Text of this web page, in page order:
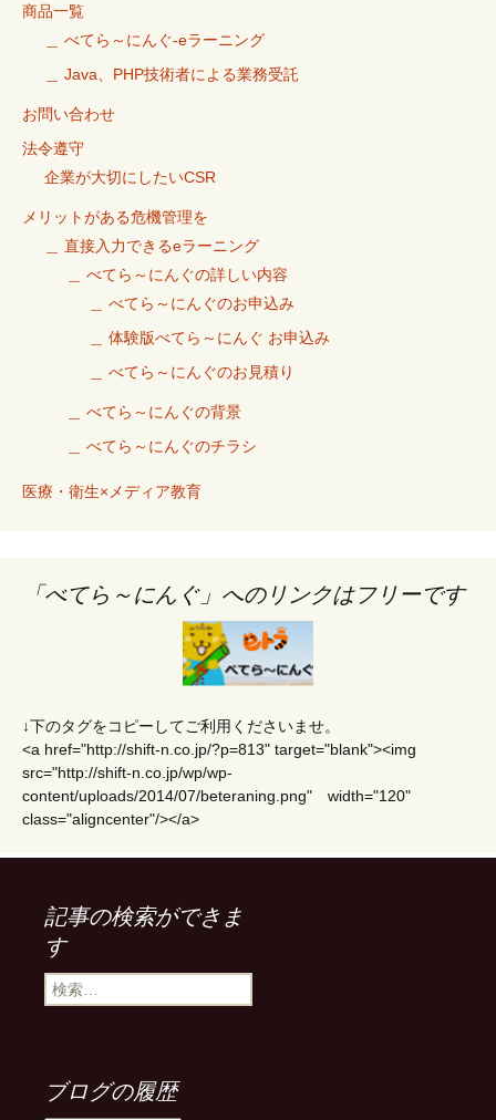
商品一覧
＿ べてら～にんぐ-eラーニング
＿ Java、PHP技術者による業務受託
お問い合わせ
法令遵守
企業が大切にしたいCSR
メリットがある危機管理を
＿ 直接入力できるeラーニング
＿ べてら～にんぐの詳しい内容
＿ べてら～にんぐのお申込み
＿ 体験版べてら～にんぐ お申込み
＿ べてら～にんぐのお見積り
＿ べてら～にんぐの背景
＿ べてら～にんぐのチラシ
医療・衛生×メディア教育
「べてら～にんぐ」へのリンクはフリーです
↓下のタグをコピーしてご利用くださいませ。
<a href="http://shift-n.co.jp/?p=813" target="blank"><img
src="http://shift-n.co.jp/wp/wp-
content/uploads/2014/07/beteraning.png" width="120"
class="aligncenter"/></a>
記事の検索ができま
す
検
索
ブログの履歴